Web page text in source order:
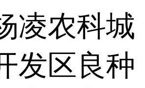
凌农科城
发区良种